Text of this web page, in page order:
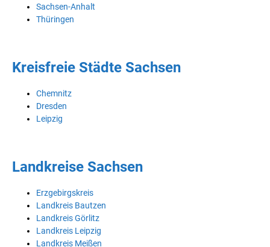
Sachsen-Anhalt
Thüringen
Kreisfreie Städte Sachsen
Chemnitz
Dresden
Leipzig
Landkreise Sachsen
Erzgebirgskreis
Landkreis Bautzen
Landkreis Görlitz
Landkreis Leipzig
Landkreis Meißen